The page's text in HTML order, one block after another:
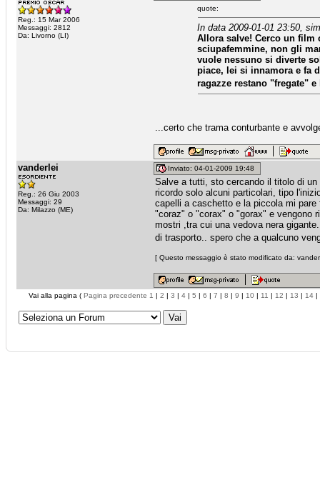
Reg.: 15 Mar 2006
Messaggi: 2812
Da: Livorno (LI)
quote:
In data 2009-01-01 23:50,
Allora salve! Cerco un film
sciupafemmine, non gli
vuole nessuno si diverte
piace, lei si innamora e fa
ragazze restano "fregate"
...certo che trama conturbante e
vanderlei
Reg.: 26 Giu 2003
Messaggi: 29
Da: Milazzo (ME)
Inviato: 04-01-2009 19:48
Salve a tutti, sto cercando il titolo di
ricordo solo alcuni particolari, tipo
capelli a caschetto e la piccola mi
"coraz" o "corax" o "gorax" e vengono
mostri ,tra cui una vedova nera
di trasporto.. spero che a qualcuno
[ Questo messaggio è stato modificato da:
Vai alla pagina ( Pagina precedente 1 | 2 | 3 | 4 | 5 | 6 | 7 | 8 | 9 | 10 | 11 | 12 | 13 | 14 |